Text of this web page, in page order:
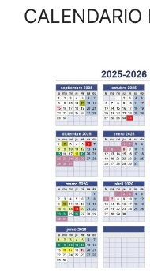
CALENDARIO